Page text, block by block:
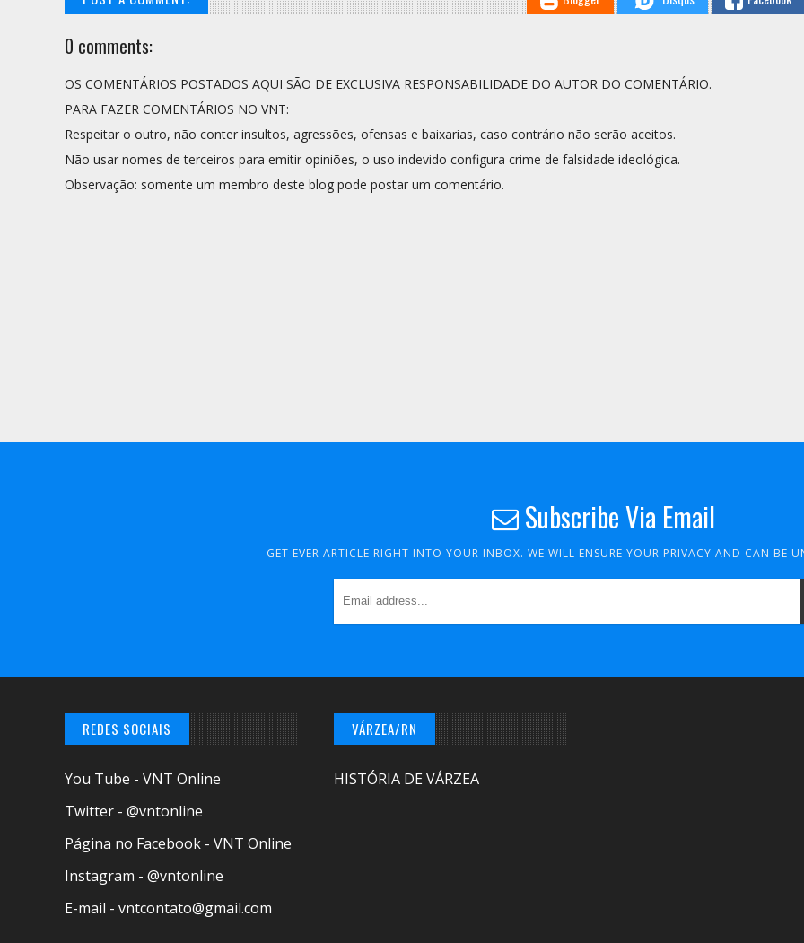
0 comments:
OS COMENTÁRIOS POSTADOS AQUI SÃO DE EXCLUSIVA RESPONSABILIDADE DO AUTOR DO COMENTÁRIO.
PARA FAZER COMENTÁRIOS NO VNT:
Respeitar o outro, não conter insultos, agressões, ofensas e baixarias, caso contrário não serão aceitos.
Não usar nomes de terceiros para emitir opiniões, o uso indevido configura crime de falsidade ideológica.
Observação: somente um membro deste blog pode postar um comentário.
Subscribe Via Email
GET EVER ARTICLE RIGHT INTO YOUR INBOX. WE WILL ENSURE YOUR PRIVACY AND CAN BE
REDES SOCIAIS
You Tube - VNT Online
Twitter - @vntonline
Página no Facebook - VNT Online
Instagram - @vntonline
E-mail - vntcontato@gmail.com
VÁRZEA/RN
HISTÓRIA DE VÁRZEA